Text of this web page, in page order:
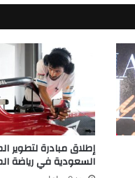
إطلاق مبادرة لتطوير
السعودية في رياضة